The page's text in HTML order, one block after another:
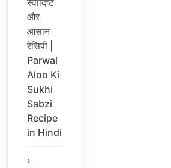
स्वादिष्ट
और
आसान
रेसिपी |
Parwal
Aloo Ki
Sukhi
Sabzi
Recipe
in Hindi